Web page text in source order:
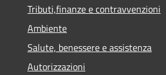
Tributi,finanze e contravvenzioni
Ambiente
Salute, benessere e assistenza
Autorizzazioni